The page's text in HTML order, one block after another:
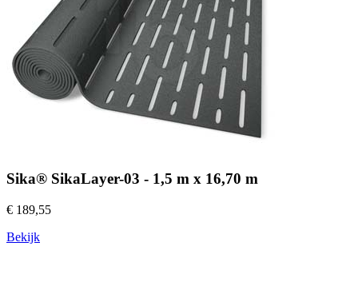
Sika® SikaLayer-03 - 1,5 m x 16,70 m
€ 189,55
Bekijk